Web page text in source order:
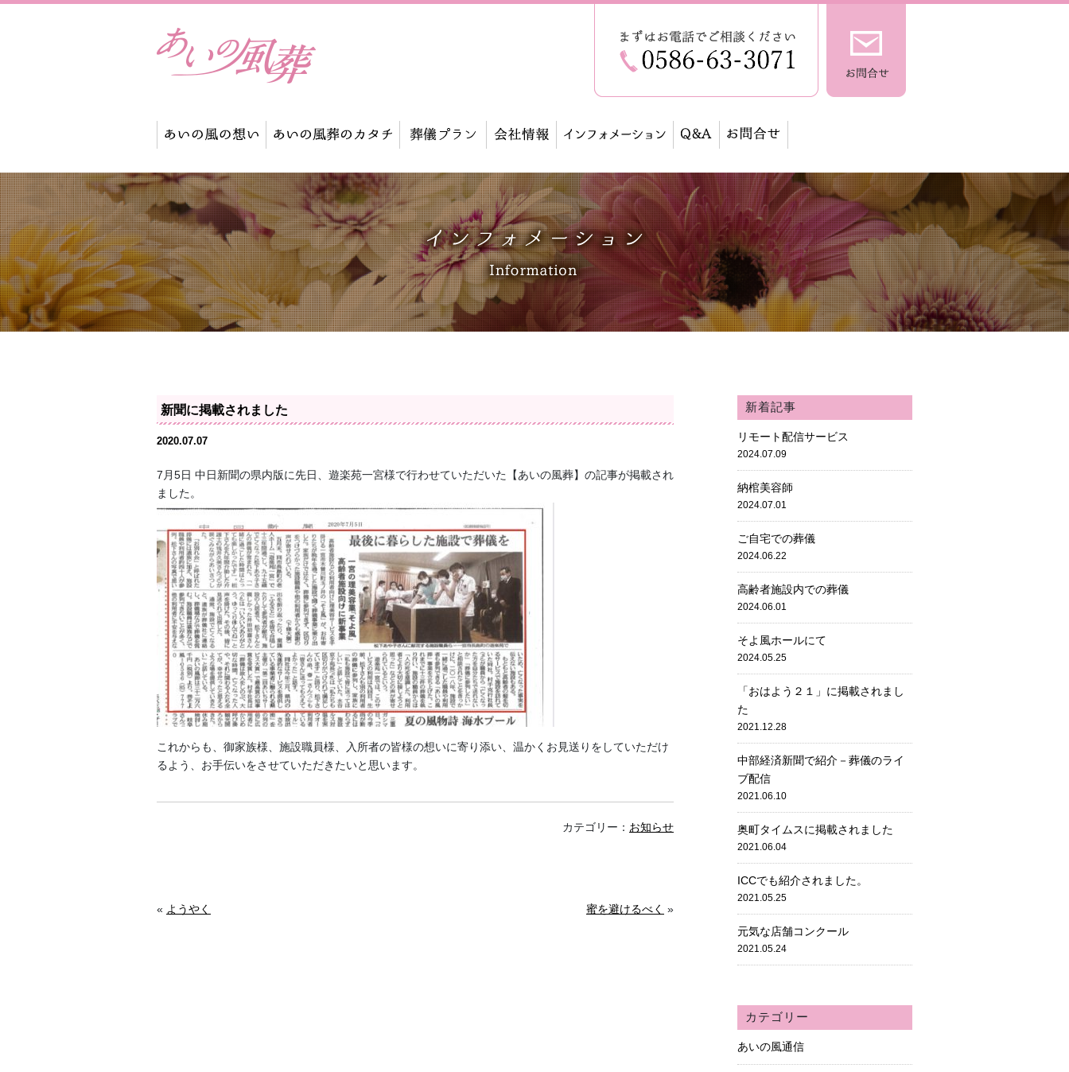
新聞に掲載されました
2020.07.07
7月5日 中日新聞の県内版に先日、遊楽苑一宮様で行わせていただいた【あいの風葬】の記事が掲載され
ました。
これからも、御家族様、施設職員様、入所者の皆様の想いに寄り添い、温かくお見送りをしていただけ
るよう、お手伝いをさせていただきたいと思います。
カテゴリー： お知らせ
« ようやく 蜜を避けるべく »
新着記事
リモート配信サービス
2024.07.09
納棺美容師
2024.07.01
ご自宅での葬儀
2024.06.22
高齢者施設内での葬儀
2024.06.01
そよ風ホールにて
2024.05.25
「おはよう２１」に掲載されまし
た
2021.12.28
中部経済新聞で紹介－葬儀のライ
ブ配信
2021.06.10
奥町タイムスに掲載されました
2021.06.04
ICCでも紹介されました。
2021.05.25
元気な店舗コンクール
2021.05.24
カテゴリー
あいの風通信